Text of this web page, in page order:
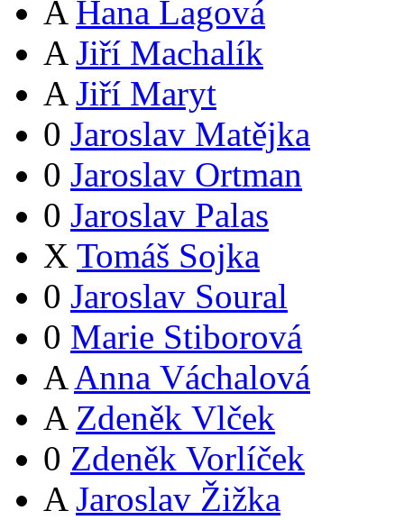
A Hana Lagová
A Jiří Machalík
A Jiří Maryt
0 Jaroslav Matějka
0 Jaroslav Ortman
0 Jaroslav Palas
X Tomáš Sojka
0 Jaroslav Soural
0 Marie Stiborová
A Anna Váchalová
A Zdeněk Vlček
0 Zdeněk Vorlíček
A Jaroslav Žižka